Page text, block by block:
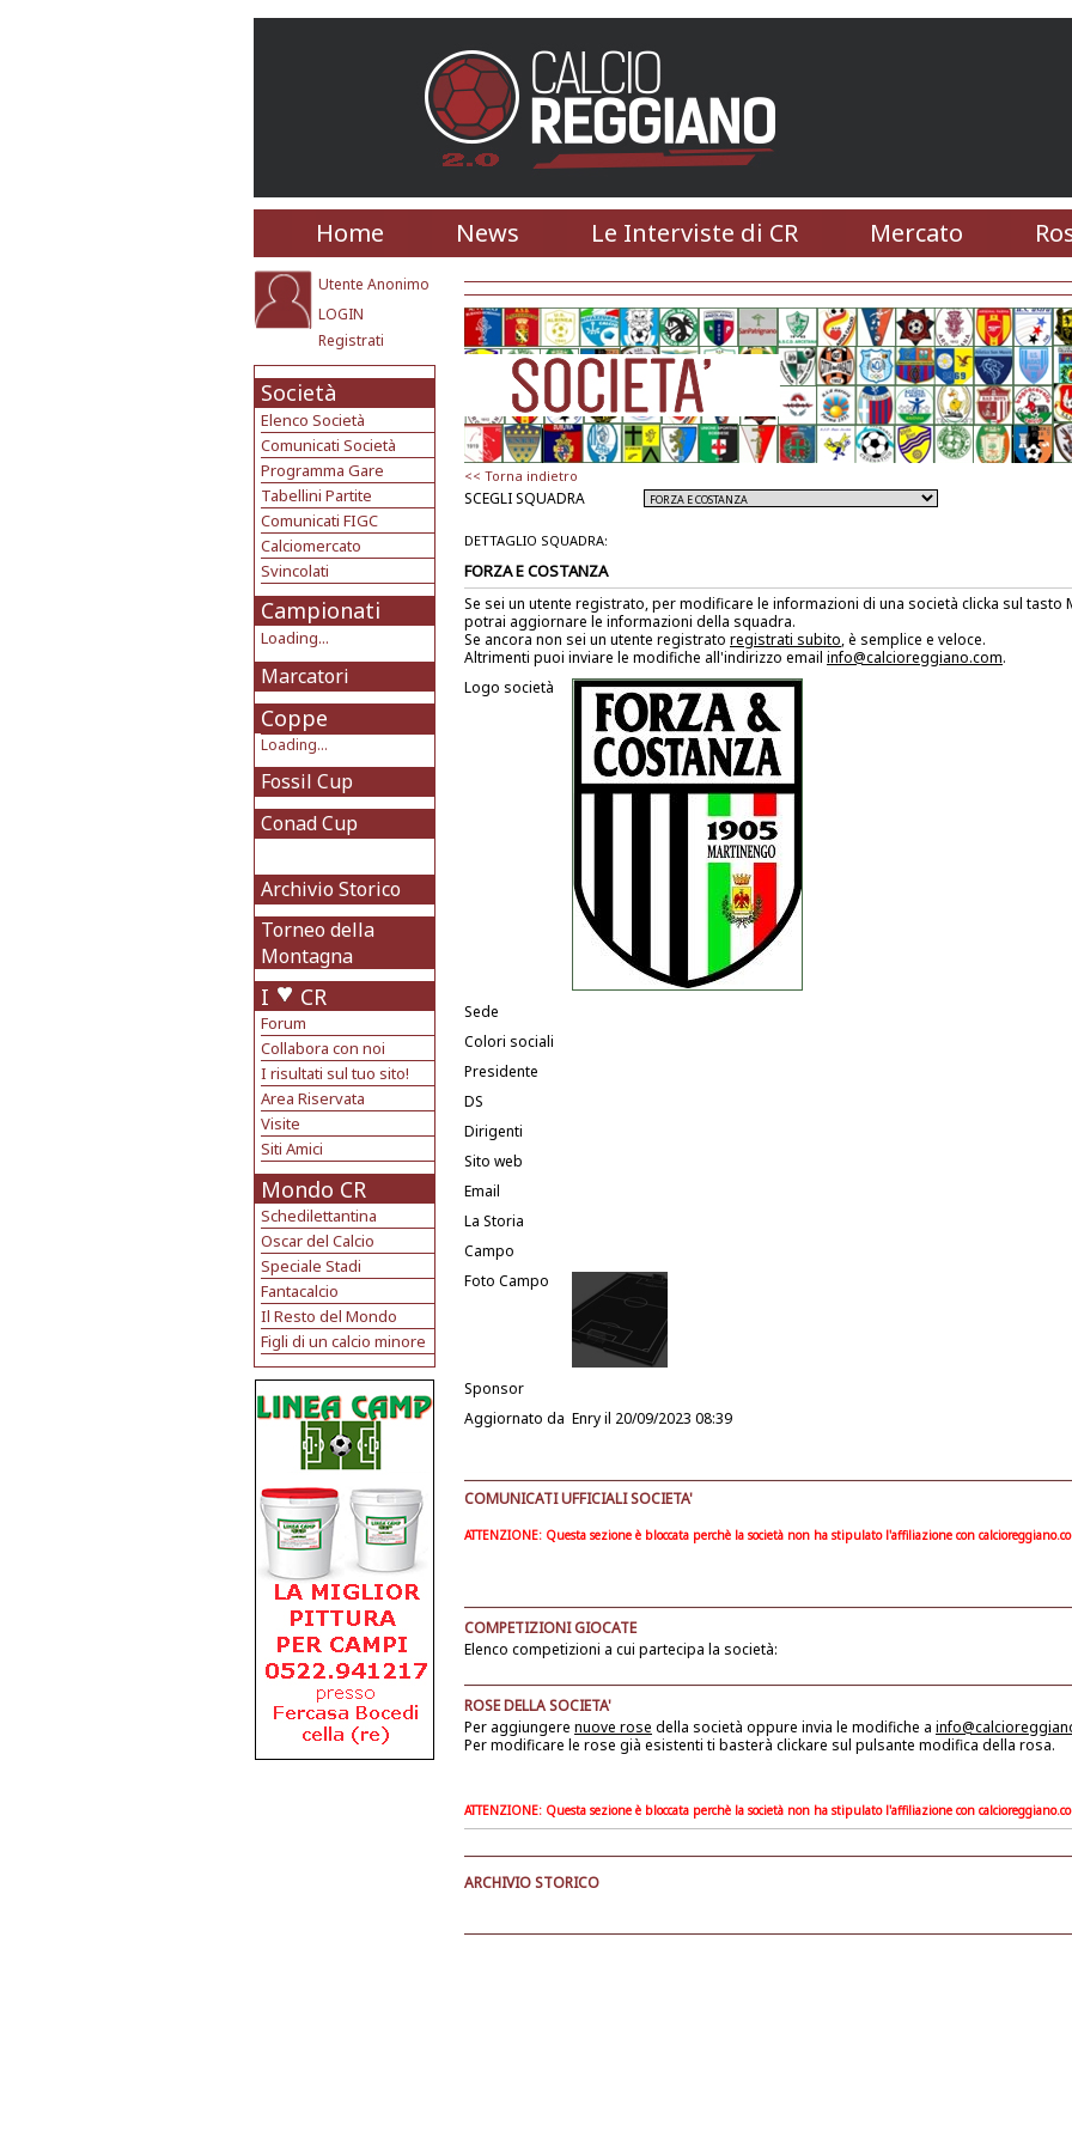
Home News Le Interviste di CR Mercato
Utente Anonimo
LOGIN
Registrati
Società
Elenco Società
Comunicati Società
Programma Gare
Tabellini Partite
Comunicati FIGC
Calciomercato
Svincolati
Campionati
Loading...
Marcatori
Coppe
Loading...
Fossil Cup
Conad Cup
Archivio Storico
Torneo della
Montagna
I CR
Forum
Collabora con noi
I risultati sul tuo sito!
Area Riservata
Visite
Siti Amici
Mondo CR
Schedilettantina
Oscar del Calcio
Speciale Stadi
Fantacalcio
Il Resto del Mondo
Figli di un calcio minore
<< Torna indietro
SCEGLI SQUADRA
DETTAGLIO SQUADRA:
FORZA E COSTANZA
Se sei un utente registrato, per modificare le informazioni di una società clicka sul tasto
potrai aggiornare le informazioni della squadra.
Se ancora non sei un utente registrato registrati subito, è semplice e veloce.
Altrimenti puoi inviare le modifiche all'indirizzo email info@calcioreggiano.com.
Logo società
Sede
Colori sociali
Presidente
DS
Dirigenti
Sito web
Email
La Storia
Campo
Foto Campo
Sponsor
Aggiornato da Enryil 20/09/2023 08:39
COMUNICATI UFFICIALI SOCIETA'
ATTENZIONE: Questa sezione è bloccata perchè la società non ha stipulato l'affiliazione con
COMPETIZIONI GIOCATE
Elenco competizioni a cui partecipa la società:
ROSE DELLA SOCIETA'
Per aggiungere nuove rose della società oppure invia le modifiche a
Per modificare le rose già esistenti ti basterà clickare sul pulsante modifica della rosa.
ATTENZIONE: Questa sezione è bloccata perchè la società non ha stipulato l'affiliazione con
ARCHIVIO STORICO